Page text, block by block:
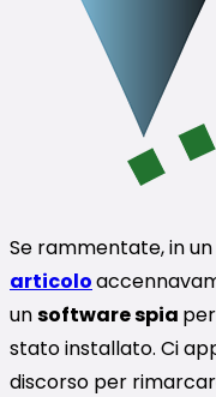
Se rammentate, in un
articolo
unsoftware spia
stato installato. Ci
discorso per